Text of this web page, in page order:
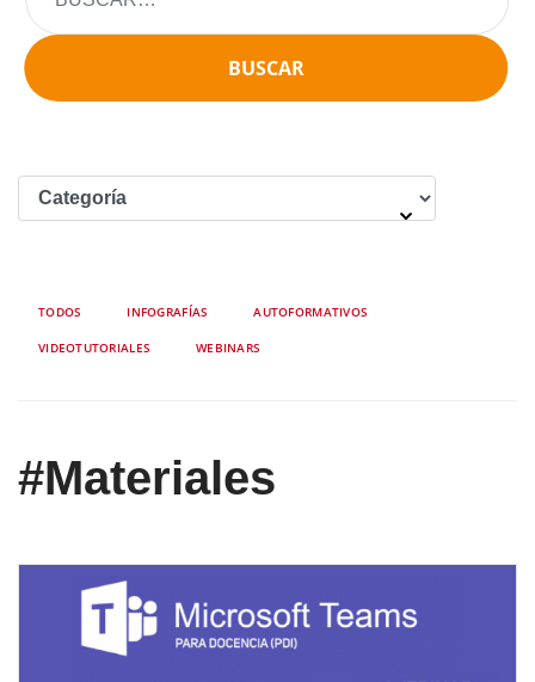
BUSCAR
TODOS INFOGRAFÍAS AUTOFORMATIVOS
VIDEOTUTORIALES WEBINARS
#Materiales